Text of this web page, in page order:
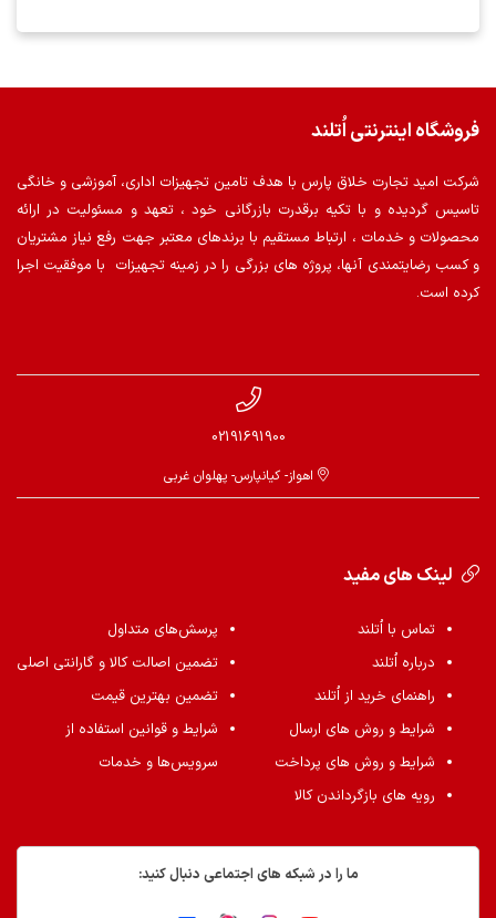
فروشگاه اینترنتی اُتلند
شرکت امید تجارت خلاق پارس با هدف تامین تجهیزات اداری، آموزشی و خانگی
تاسیس گردیده و با تکیه برقدرت بازرگانی خود ، تعهد و مسئولیت در ارائه
محصولات و خدمات ، ارتباط مستقیم با برندهای معتبر جهت رفع نیاز مشتریان
و کسب رضایتمندی آنها، پروژه های بزرگی را در زمینه تجهیزات با موفقیت اجرا
کرده است.
02191691900
اهواز- کیانپارس- پهلوان غربی
لینک های مفید
تماس با اُتلند
درباره اُتلند
راهنمای خرید از اُتلند
شرایط و روش های ارسال
شرایط و روش های پرداخت
رویه های بازگرداندن کالا
پرسش‌های متداول
تضمین اصالت کالا و گارانتی اصلی
تضمین بهترین قیمت
شرایط و قوانین استفاده از
سرویس‌ها و خدمات
ما را در شبکه های اجتماعی دنبال کنید: